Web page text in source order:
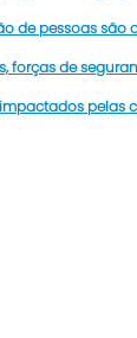
de pessoas são
forças de
pelas